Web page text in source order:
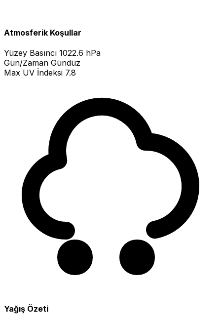
Atmosferik Koşullar
Yüzey Basıncı 1022.6 hPa
Gün/Zaman Gündüz
Max UV İndeksi 7.8
Yağış Özeti